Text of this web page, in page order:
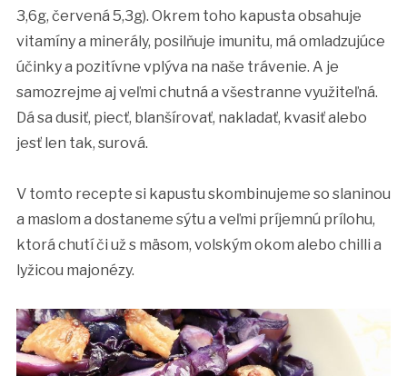
3,6g, červená 5,3g). Okrem toho kapusta obsahuje
vitamíny a minerály, posilňuje imunitu, má omladzujúce
účinky a pozitívne vplýva na naše trávenie. A je
samozrejme aj veľmi chutná a všestranne využiteľná.
Dá sa dusiť, piecť, blanšírovať, nakladať, kvasiť alebo
jesť len tak, surová.
V tomto recepte si kapustu skombinujeme so slaninou
a maslom a dostaneme sýtu a veľmi príjemnú prílohu,
ktorá chutí či už s mäsom, volským okom alebo chilli a
lyžicou majonézy.